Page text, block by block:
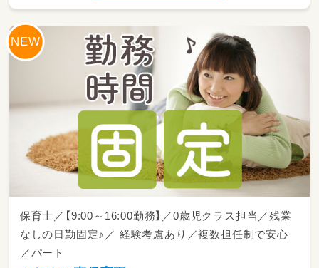
保育士／【9:00～16:00勤務】／0歳児クラス担当／残業
なしの日勤固定♪／ 経験考慮あり／複数担任制で安心
／パート